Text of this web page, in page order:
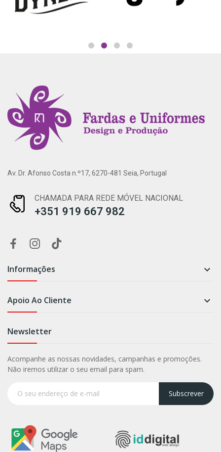
Av. Dr. Afonso Costa n.º17, 6270-481 Seia, Portugal
CHAMADA PARA REDE MÓVEL NACIONAL
+351 919 667 982
Informações 
Apoio Ao Cliente 
Newsletter
Acompanhe as nossas novidades, campanhas e promoções.
Não iremos utilizar o seu email para spam.
Subscrever